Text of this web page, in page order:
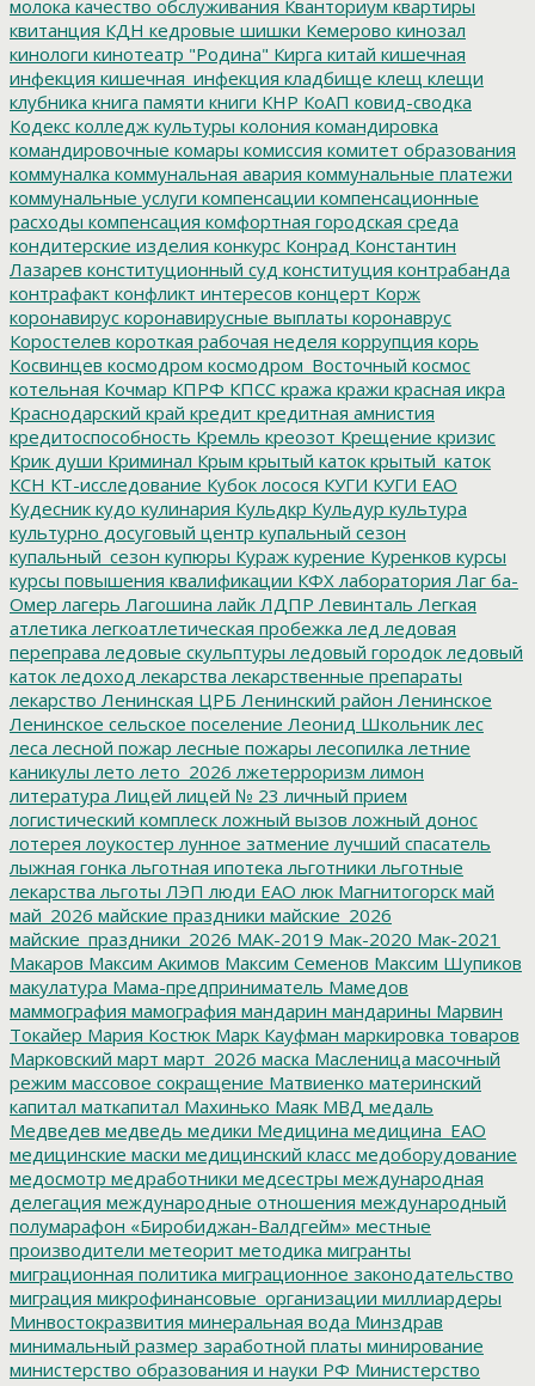
молока качество обслуживания Кванториум квартиры
квитанция КДН кедровые шишки Кемерово кинозал
кинологи кинотеатр "Родина" Кирга китай кишечная
инфекция кишечная_инфекция кладбище клещ клещи
клубника книга памяти книги КНР КоАП ковид-сводка
Кодекс колледж культуры колония командировка
командировочные комары комиссия комитет образования
коммуналка коммунальная авария коммунальные платежи
коммунальные услуги компенсации компенсационные
расходы компенсация комфортная городская среда
кондитерские изделия конкурс Конрад Константин
Лазарев конституционный суд конституция контрабанда
контрафакт конфликт интересов концерт Корж
коронавирус коронавирусные выплаты коронаврус
Коростелев короткая рабочая неделя коррупция корь
Косвинцев космодром космодром_Восточный космос
котельная Кочмар КПРФ КПСС кража кражи красная икра
Краснодарский край кредит кредитная амнистия
кредитоспособность Кремль креозот Крещение кризис
Крик души Криминал Крым крытый каток крытый_каток
КСН КТ-исследование Кубок лосося КУГИ КУГИ ЕАО
Кудесник кудо кулинария Кульдкр Кульдур культура
культурно досуговый центр купальный сезон
купальный_сезон купюры Кураж курение Куренков курсы
курсы повышения квалификации КФХ лаборатория Лаг ба-
Омер лагерь Лагошина лайк ЛДПР Левинталь Легкая
атлетика легкоатлетическая пробежка лед ледовая
переправа ледовые скульптуры ледовый городок ледовый
каток ледоход лекарства лекарственные препараты
лекарство Ленинская ЦРБ Ленинский район Ленинское
Ленинское сельское поселение Леонид Школьник лес
леса лесной пожар лесные пожары лесопилка летние
каникулы лето лето_2026 лжетерроризм лимон
литература Лицей лицей № 23 личный прием
логистический комплеск ложный вызов ложный донос
лотерея лоукостер лунное затмение лучший спасатель
лыжная гонка льготная ипотека льготники льготные
лекарства льготы ЛЭП люди ЕАО люк Магнитогорск май
май_2026 майские праздники майские_2026
майские_праздники_2026 МАК-2019 Мак-2020 Мак-2021
Макаров Максим Акимов Максим Семенов Максим Шупиков
макулатура Мама-предприниматель Мамедов
маммография мамография мандарин мандарины Марвин
Токайер Мария Костюк Марк Кауфман маркировка товаров
Марковский март март_2026 маска Масленица масочный
режим массовое сокращение Матвиенко материнский
капитал маткапитал Махинько Маяк МВД медаль
Медведев медведь медики Медицина медицина_ЕАО
медицинские маски медицинский класс медоборудование
медосмотр медработники медсестры международная
делегация международные отношения международный
полумарафон «Биробиджан-Валдгейм» местные
производители метеорит методика мигранты
миграционная политика миграционное законодательство
миграция микрофинансовые_организации миллиардеры
Минвостокразвития минеральная вода Минздрав
минимальный размер заработной платы минирование
министерство образования и науки РФ Министерство